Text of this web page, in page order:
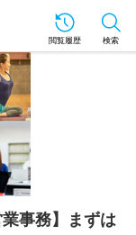
閲覧履歴 検索
事務】まずは